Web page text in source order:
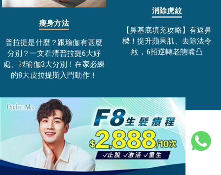
瘦身方法
普拉提是什麼？跟瑜伽有甚麼
分別？一文看清普拉提6大好
處、跟瑜伽3大分別！在家必練
的8大皮拉提斯入門動作！
消除虎紋
【鼻基底填充攻略】有返鼻
樑！提升蘋果肌、去除法令
紋，6招逆轉老態嘴凸
(⁺圖片只供參考，名額有限，送完即止)
私隱政策 | 免責條款 | 博客